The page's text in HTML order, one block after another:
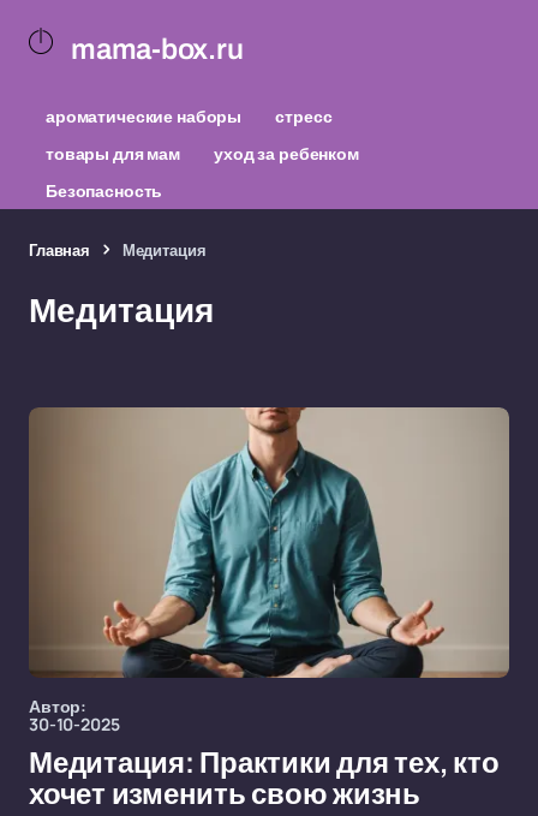
mama-box.ru
ароматические наборы
стресс
товары для мам
уход за ребенком
Безопасность
Главная Медитация
Медитация
Автор:
30-10-2025
Медитация: Практики для тех, кто
хочет изменить свою жизнь